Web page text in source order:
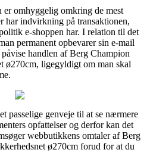
omhyggelig omkring de mest
har indvirkning på transaktionen,
e-shoppen har. I relation til det
permanent opbevarer sin e-mail
handlen af Berg Champion
ø270cm, ligegyldigt om man skal
passelige genveje til at se nærmere
opfattelser og derfor kan det
webbutikkens omtaler af Berg
ø270cm forud for at du